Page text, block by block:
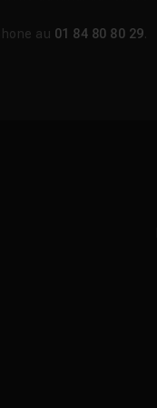
au 01 84 80 80 29.